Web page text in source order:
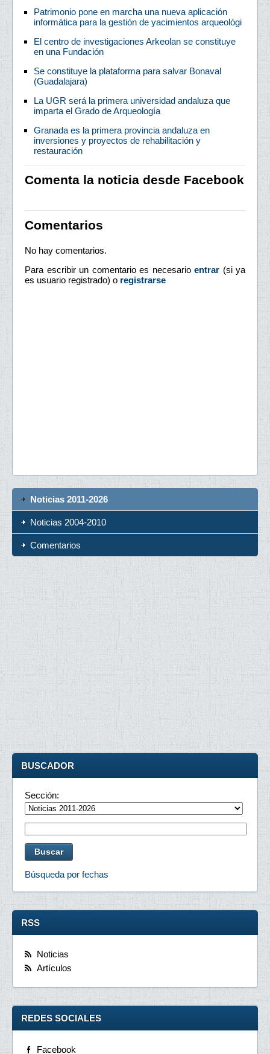
Patrimonio pone en marcha una nueva aplicación
informática para la gestión de yacimientos arqueológi
El centro de investigaciones Arkeolan se constituye
en una Fundación
Se constituye la plataforma para salvar Bonaval
(Guadalajara)
La UGR será la primera universidad andaluza que
imparta el Grado de Arqueología
Granada es la primera provincia andaluza en
inversiones y proyectos de rehabilitación y
restauración
Comenta la noticia desde Facebook
Comentarios
No hay comentarios.
Para escribir un comentario es necesario entrar (si ya
es usuario registrado) o registrarse
Noticias 2011-2026
Noticias 2004-2010
Comentarios
BUSCADOR
Sección:
Búsqueda por fechas
RSS
Noticias
Artículos
REDES SOCIALES
Facebook